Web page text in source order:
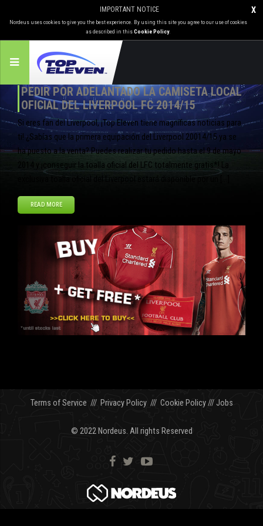
X
IMPORTANT NOTICE
Nordeus uses cookies to give you the best experience. By using this site you agree to our use of cookies
as described in thisCookie Policy.
PEDIR POR ADELANTADO LA CAMISETA LOCAL
OFICIAL DEL LIVERPOOL FC 2014/15
Si eres fan del Liverpool, ¡Top Eleven tiene magníficas noticias para
ti! ¿Sabías que la primera equipación del Liverpool 20014/15 ya se
ha puesto a la venta? Puedes realizar tu pedido hasta el 9 de mayo
2014 y ¡conseguir la toalla oficial del LFC totalmente gratis*! La
exclusiva toalla oficial del Liverpool estará disponible por un […]
READ MORE
Terms of Service /// Privacy Policy/// Cookie Policy///Jobs
© 2022 Nordeus. All rights Reserved